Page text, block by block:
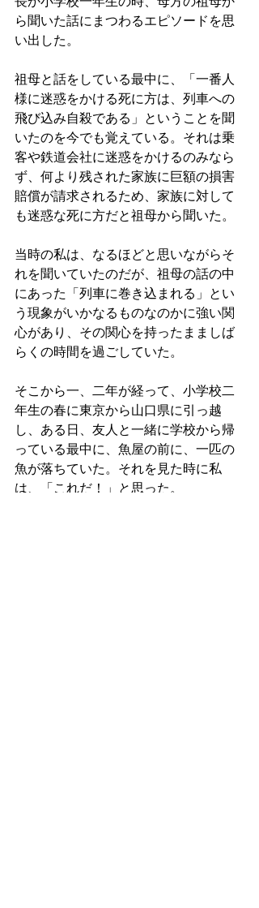
ら聞いた話にまつわるエピソードを思
い出した。
祖母と話をしている最中に、「一番人
様に迷惑をかける死に方は、列車への
飛び込み自殺である」ということを聞
いたのを今でも覚えている。それは乗
客や鉄道会社に迷惑をかけるのみなら
ず、何より残された家族に巨額の損害
賠償が請求されるため、家族に対して
も迷惑な死に方だと祖母から聞いた。
当時の私は、なるほどと思いながらそ
れを聞いていたのだが、祖母の話の中
にあった「列車に巻き込まれる」とい
う現象がいかなるものなのかに強い関
心があり、その関心を持ったまましば
らくの時間を過ごしていた。
そこから一、二年が経って、小学校二
年生の春に東京から山口県に引っ越
し、ある日、友人と一緒に学校から帰
っている最中に、魚屋の前に、一匹の
魚が落ちていた。それを見た時に私
は、「これだ！」と思った。